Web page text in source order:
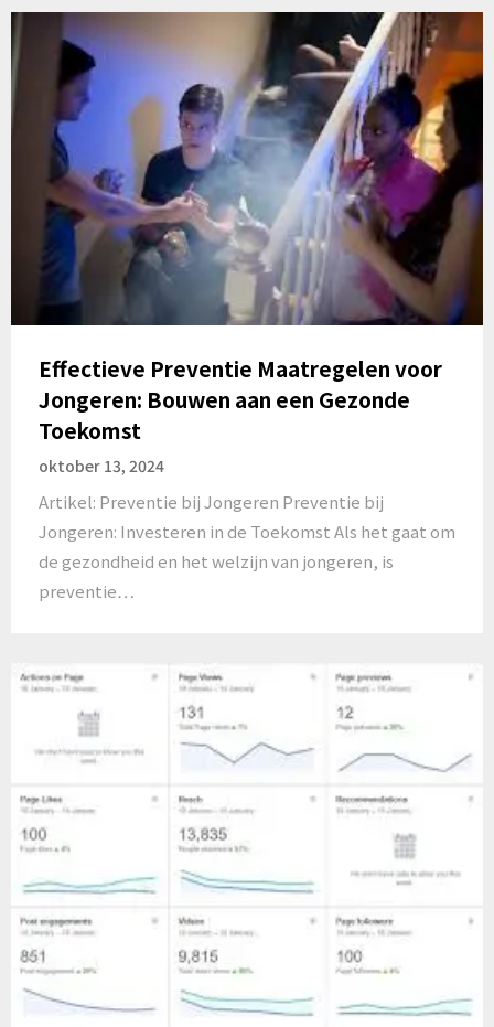
Effectieve Preventie Maatregelen voor
Jongeren: Bouwen aan een Gezonde
Toekomst
oktober 13, 2024
Artikel: Preventie bij Jongeren Preventie bij
Jongeren: Investeren in de Toekomst Als het gaat om
de gezondheid en het welzijn van jongeren, is
preventie…